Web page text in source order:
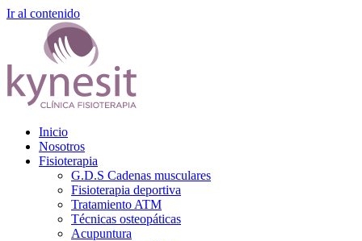
Ir al contenido
Inicio
Nosotros
Fisioterapia
G.D.S Cadenas musculares
Fisioterapia deportiva
Tratamiento ATM
Técnicas osteopáticas
Acupuntura